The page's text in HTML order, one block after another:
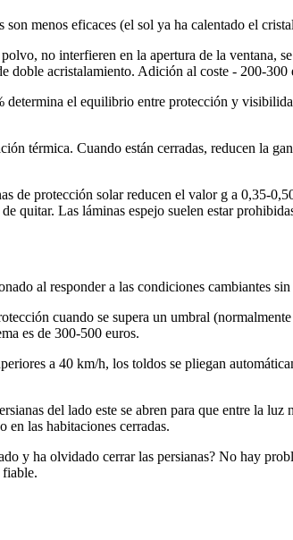
menos eficaces (el sol ya ha calentado el
no interfieren en la apertura de la ventana,
doble acristalamiento. Adición al coste - 200-300
el equilibrio entre protección y
térmica. Cuando están cerradas, reducen la
de protección solar reducen el valor g a 0,35-
quitar. Las láminas espejo suelen estar
al responder a las condiciones cambiantes
cuando se supera un umbral
es de 300-500 euros.
a 40 km/h, los toldos se pliegan
del lado este se abren para que entre la
las habitaciones cerradas.
y ha olvidado cerrar las persianas? No hay